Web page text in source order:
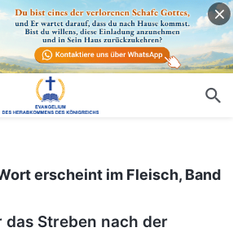
erscheint im Fleisch, Band
das Streben nach der